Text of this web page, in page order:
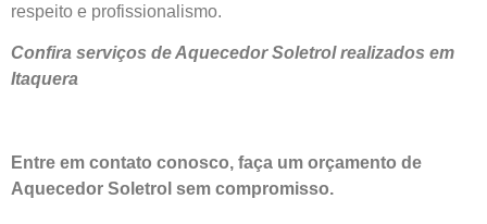
respeito e profissionalismo.
Confira serviços de Aquecedor Soletrol realizados em
Itaquera
Entre em contato conosco, faça um orçamento de
Aquecedor Soletrol sem compromisso.